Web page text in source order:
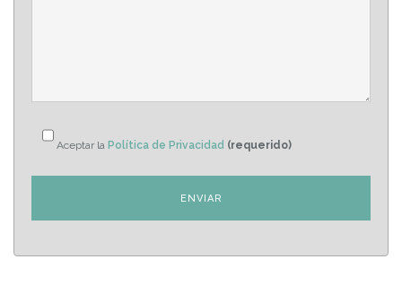
Aceptar la Política de Privacidad (requerido)